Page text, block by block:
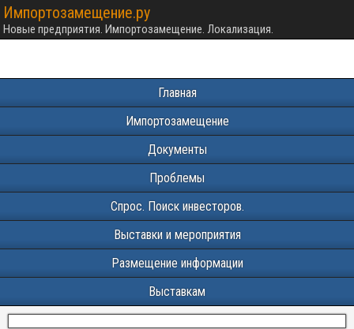
Импортозамещение.ру
Новые предприятия. Импортозамещение. Локализация.
Главная
Импортозамещение
Документы
Проблемы
Спрос. Поиск инвесторов.
Выставки и мероприятия
Размещение информации
Выставкам